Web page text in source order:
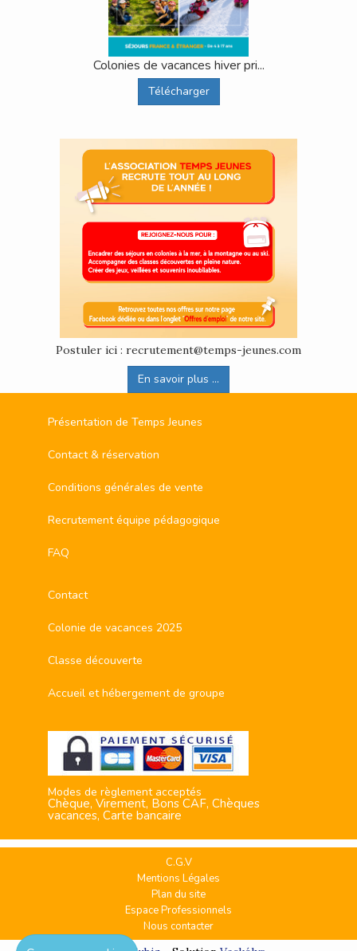
Colonies de vacances hiver pri...
Télécharger
Postuler ici : recrutement@temps-jeunes.com
En savoir plus ...
Présentation de Temps Jeunes
Contact & réservation
Conditions générales de vente
Recrutement équipe pédagogique
FAQ
Contact
Colonie de vacances 2025
Classe découverte
Accueil et hébergement de groupe
Modes de règlement acceptés
Chèque, Virement, Bons CAF, Chèques
vacances, Carte bancaire
C.G.V
Mentions Légales
Plan du site
Espace Professionnels
Nous contacter